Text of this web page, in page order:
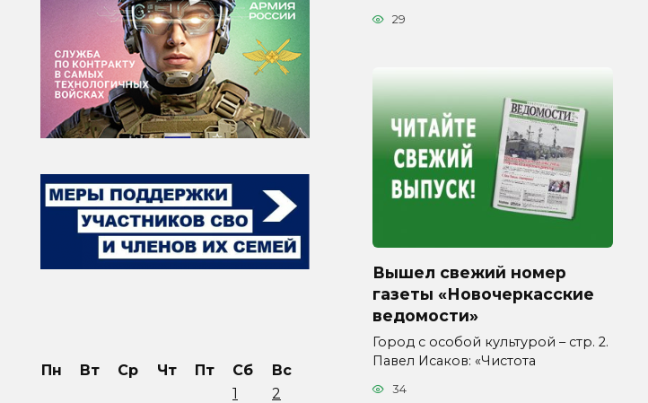
29
Вышел свежий номер
газеты «Новочеркасские
ведомости»
Город с особой культурой – стр. 2.
Павел Исаков: «Чистота
34
Пн Вт Ср Чт Пт Сб
Вс
1
2